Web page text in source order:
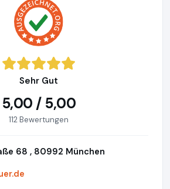
Sehr Gut
5,00 / 5,00
112 Bewertungen
68 , 80992 München